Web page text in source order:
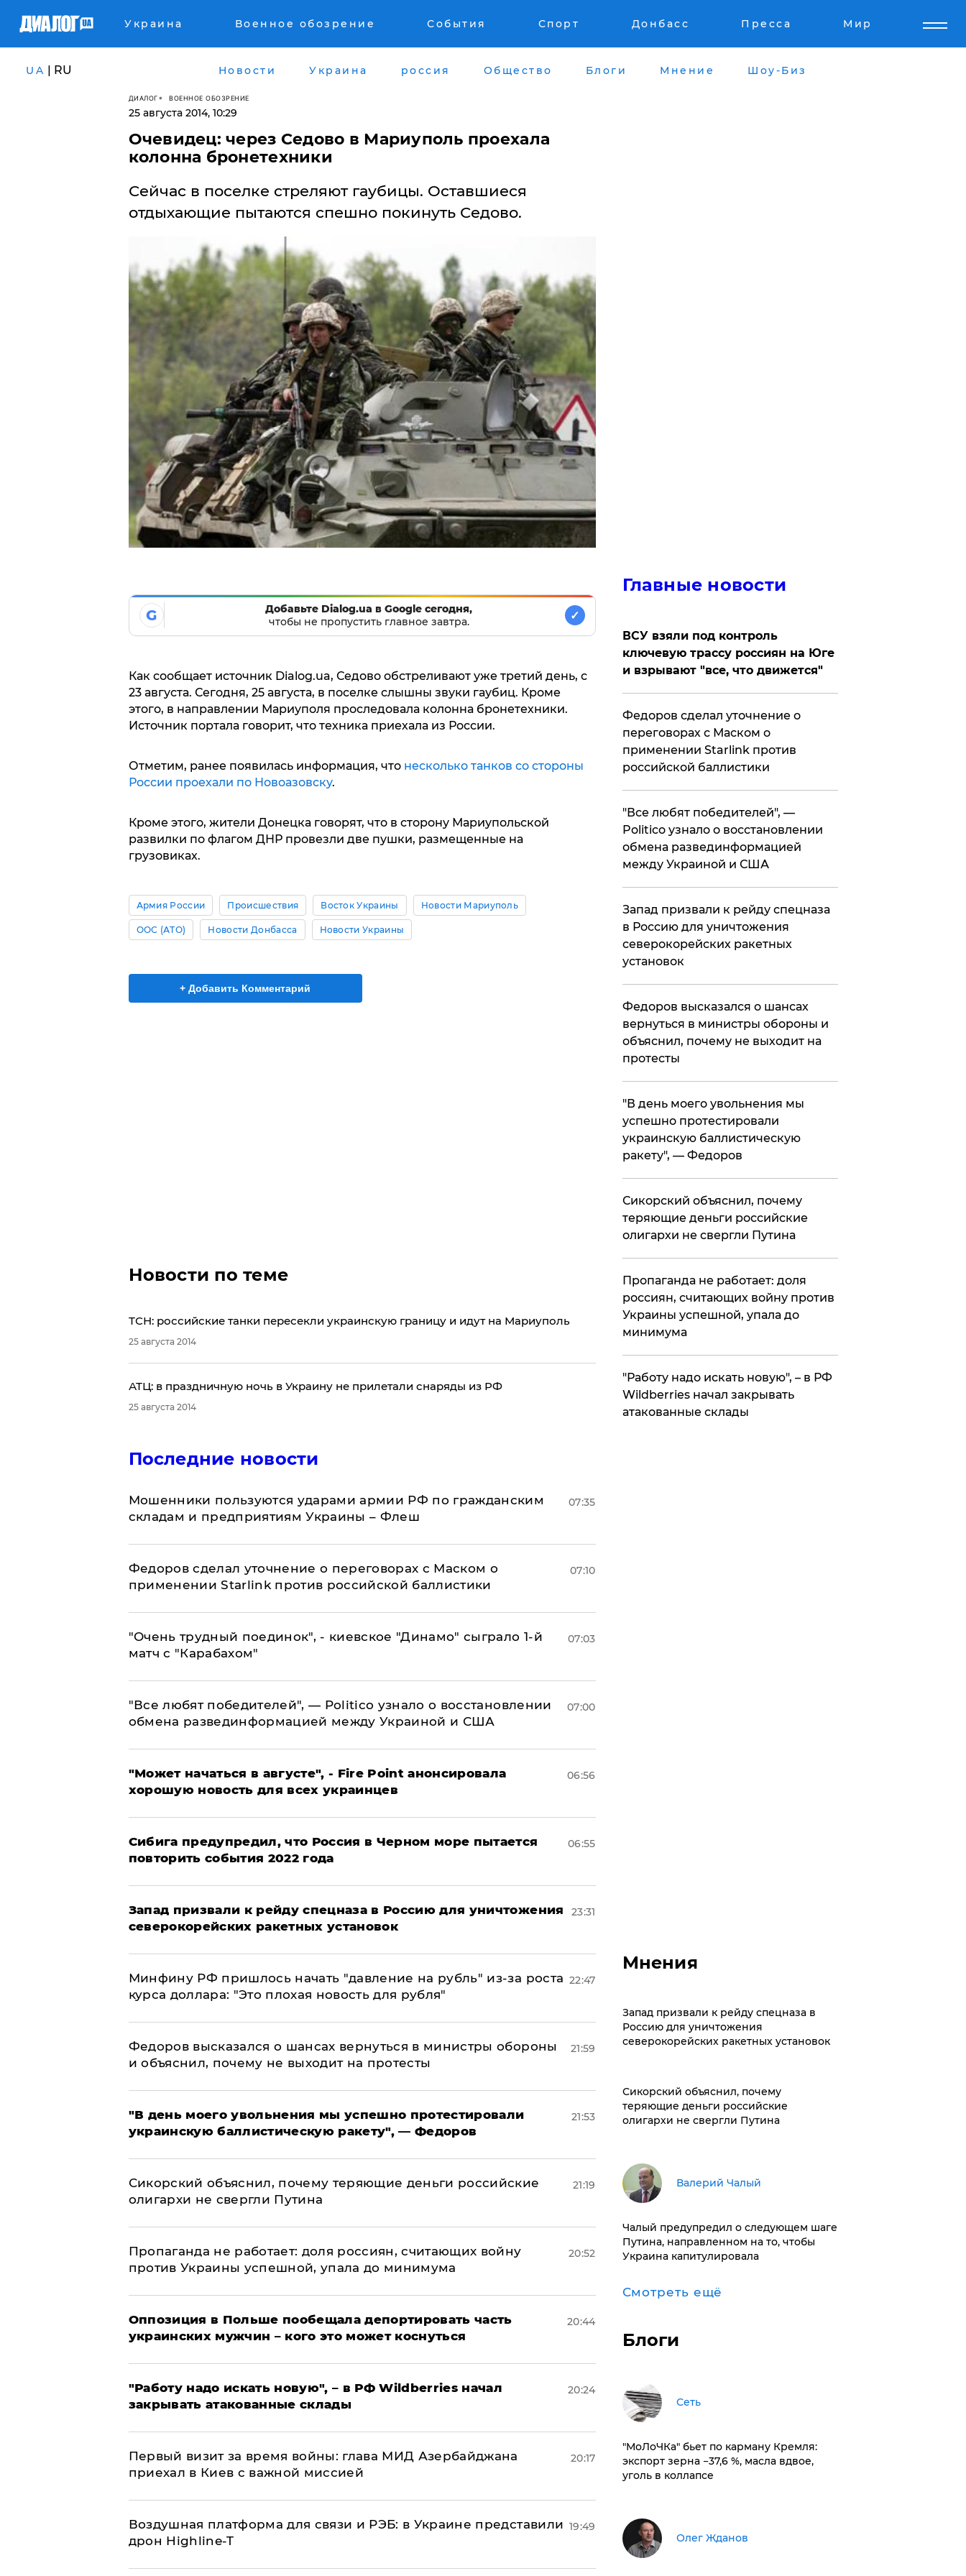
Украина Военное обозрение События Спорт Донбасс Пресса Мир
UA | RU Новости Украина россия Общество Блоги Мнение Шоу-Биз
ДИАЛОГ ВОЕННОЕ ОБОЗРЕНИЕ
25 августа 2014, 10:29
Очевидец: через Седово в Мариуполь проехала
колонна бронетехники
Сейчас в поселке стреляют гаубицы. Оставшиеся
отдыхающие пытаются спешно покинуть Седово.
G
Добавьте Dialog.ua в Google сегодня,
чтобы не пропустить главное завтра.
✓
Как сообщает источник Dialog.ua, Седово обстреливают уже третий день, с
23 августа. Сегодня, 25 августа, в поселке слышны звуки гаубиц. Кроме
этого, в направлении Мариуполя проследовала колонна бронетехники.
Источник портала говорит, что техника приехала из России.
Отметим, ранее появилась информация, что несколько танков со стороны
России проехали по Новоазовску.
Кроме этого, жители Донецка говорят, что в сторону Мариупольской
развилки по флагом ДНР провезли две пушки, размещенные на
грузовиках.
Армия России Происшествия Восток Украины Новости Мариуполь
ООС (АТО) Новости Донбасса Новости Украины
+ Добавить Комментарий
Новости по теме
ТСН: российские танки пересекли украинскую границу и идут на Мариуполь
25 августа 2014
​АТЦ: в праздничную ночь в Украину не прилетали снаряды из РФ
25 августа 2014
Последние новости
Мошенники пользуются ударами армии РФ по гражданским
складам и предприятиям Украины – Флеш
07:35
Федоров сделал уточнение о переговорах с Маском о
применении Starlink против российской баллистики
07:10
"Очень трудный поединок", - киевское "Динамо" сыграло 1-й
матч с "Карабахом"
07:03
​"Все любят победителей", — Politico узнало о восстановлении
обмена развединформацией между Украиной и США
07:00
"Может начаться в августе", - Fire Point анонсировала
хорошую новость для всех украинцев
06:56
Сибига предупредил, что Россия в Черном море пытается
повторить события 2022 года
06:55
Запад призвали к рейду спецназа в Россию для уничтожения
северокорейских ракетных установок
23:31
Минфину РФ пришлось начать "давление на рубль" из-за роста
курса доллара: "Это плохая новость для рубля"
22:47
Федоров высказался о шансах вернуться в министры обороны
и объяснил, почему не выходит на протесты
21:59
​"В день моего увольнения мы успешно протестировали
украинскую баллистическую ракету", — Федоров
21:53
Сикорский объяснил, почему теряющие деньги российские
олигархи не свергли Путина
21:19
​Пропаганда не работает: доля россиян, считающих войну
против Украины успешной, упала до минимума
20:52
Оппозиция в Польше пообещала депортировать часть
украинских мужчин – кого это может коснуться
20:44
"Работу надо искать новую", – в РФ Wildberries начал
закрывать атакованные склады
20:24
Первый визит за время войны: глава МИД Азербайджана
приехал в Киев с важной миссией
20:17
Воздушная платформа для связи и РЭБ: в Украине представили
дрон Highline-T
19:49
Главные новости
ВСУ взяли под контроль
ключевую трассу россиян на Юге
и взрывают "все, что движется"
Федоров сделал уточнение о
переговорах с Маском о
применении Starlink против
российской баллистики
​"Все любят победителей", —
Politico узнало о восстановлении
обмена развединформацией
между Украиной и США
Запад призвали к рейду спецназа
в Россию для уничтожения
северокорейских ракетных
установок
Федоров высказался о шансах
вернуться в министры обороны и
объяснил, почему не выходит на
протесты
​"В день моего увольнения мы
успешно протестировали
украинскую баллистическую
ракету", — Федоров
Сикорский объяснил, почему
теряющие деньги российские
олигархи не свергли Путина
​Пропаганда не работает: доля
россиян, считающих войну против
Украины успешной, упала до
минимума
"Работу надо искать новую", – в РФ
Wildberries начал закрывать
атакованные склады
Мнения
Запад призвали к рейду спецназа в
Россию для уничтожения
северокорейских ракетных установок
Сикорский объяснил, почему
теряющие деньги российские
олигархи не свергли Путина
Валерий Чалый
Чалый предупредил о следующем шаге
Путина, направленном на то, чтобы
Украина капитулировала
Смотреть ещё
Блоги
Сеть
​"МоЛоЧКа" бьет по карману Кремля:
экспорт зерна −37,6 %, масла вдвое,
уголь в коллапсе
Олег Жданов